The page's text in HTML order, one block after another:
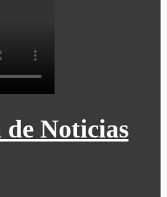
Noticias